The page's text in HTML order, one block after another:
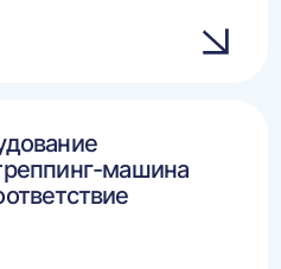
машина